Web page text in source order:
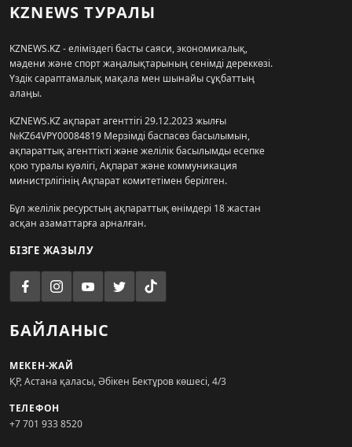
KZNEWS ТУРАЛЫ
KZNEWS.KZ - еліміздегі басты саяси, экономикалық,
мәдени және спорт жаңалықтарының сенімді дереккөзі.
Үздік сараптамалық мақала мен шынайы сұқбаттың
алаңы.
KZNEWS.KZ ақпарат агенттігі 29.12.2023 жылғы
№KZ64VPY00084819 Мерзімді баспасөз басылымын,
ақпараттық агенттікті және желілік басылымды есепке
қою туралы куәлігі, Ақпарат және коммуникация
министрлігінің Ақпарат комитетімен берілген.
Бұл желілік ресурстың ақпараттық өнімдері 18 жастан
асқан азаматтарға арналған.
БІЗГЕ ЖАЗЫЛУ
БАЙЛАНЫС
МЕКЕН-ЖАЙ
ҚР, Астана қаласы, Әбікен Бектұров көшесі, 4/3
ТЕЛЕФОН
+7 701 933 8520